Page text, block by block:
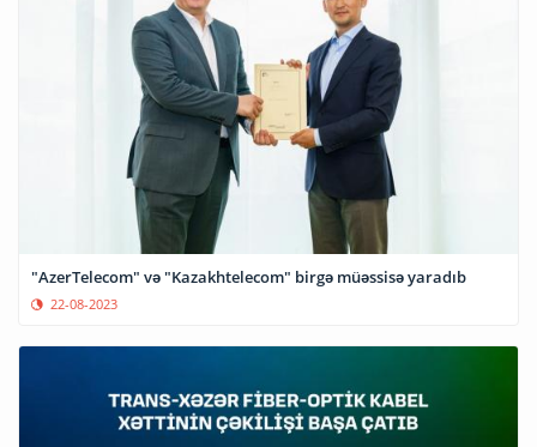
"AzerTelecom" və "Kazakhtelecom" birgə müəssisə yaradıb
22-08-2023